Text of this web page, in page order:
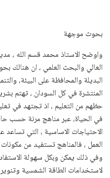
بحوث موجهة
واوضح الاستاذ محمد قسم الله ،
العالي والبحث العلمي ، ان هنالك
البديلة والمحافظة على البيئة،
المنتشرة في كل السودان ، تهتم
حظهم من التعليم ، اذ تجتهد في
في الحياة، عبر مناهج مرنة حسب
الاحتياجات الاساسية ، التي
العمل ، فالمناهج تستفيد من مكونات
وفي ذلك يمكن وبكل سهولة
لاستخدامات الطاقة الشمسية